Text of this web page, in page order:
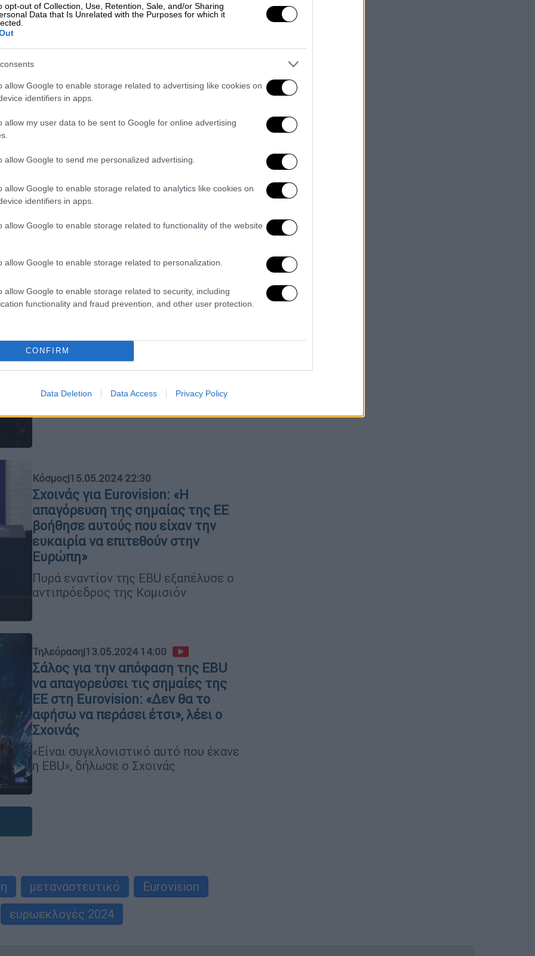
opt-out of Collection, Use, Retention, Sale, and/or Sharing
Data that Is Unrelated with the Purposes for which it
allow Google to enable storage related to advertising like cookies on
identifiers in apps.
allow my user data to be sent to Google for online advertising
allow Google to send me personalized advertising.
allow Google to enable storage related to analytics like cookies on
identifiers in apps.
allow Google to enable storage related to functionality of the website
allow Google to enable storage related to personalization.
allow Google to enable storage related to security, including
functionality and fraud prevention, and other user protection.
CONFIRM
Data Deletion Data Access Privacy Policy
Οι ανώτατες θέσεις στην Ευρωπαϊκή
Παιδεία|17.05.2024 23:45
Επίτιμος διδάκτορας του Διεθνούς
Πανεπιστημίου Ελλάδος
Οργάνωσης και Διοίκησης
Επιχειρήσεων της Σχολής Οικονομίας
Πανεπιστημίου της Ελλάδος, θα
Ευρωπαϊκής Επιτροπής
Eurovision 2024: Η EBU απαντά
στο Σχοινά - «Δεν θέλαμε να
δυσφημίσουμε τη σημαία της ΕΕ»
Η απάντηση της EBU στον Σχοινά
Κόσμος|15.05.2024 22:30
Σχοινάς για Eurovision: «Η
απαγόρευση της σημαίας της ΕΕ
βοήθησε αυτούς που είχαν την
ευκαιρία να επιτεθούν στην
Ευρώπη»
Πυρά εναντίον της EBU εξαπέλυσε ο
αντιπρόεδρος της Κομισιόν
Τηλεόραση|13.05.2024 14:00
Σάλος για την απόφαση της EBU
να απαγορεύσει τις σημαίες της
ΕΕ στη Eurovision: «Δεν θα το
αφήσω να περάσει έτσι», λέει ο
Σχοινάς
«Είναι συγκλονιστικό αυτό που έκανε
η EBU», δήλωσε ο Σχοινάς
μεταναστευτικό
Eurovision
ευρωεκλογές 2024